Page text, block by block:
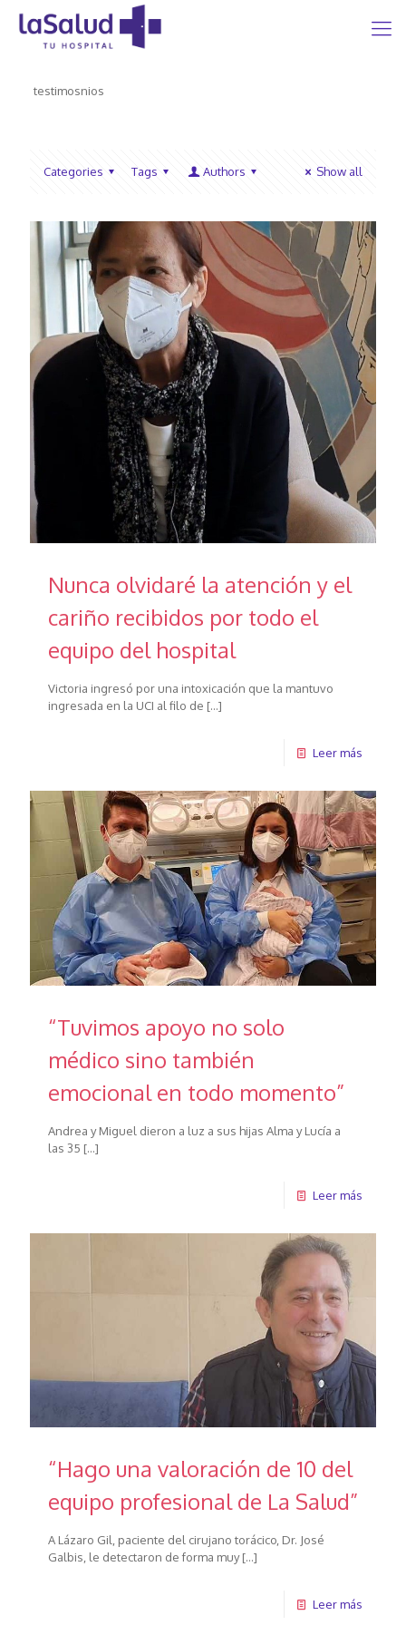
testimosnios
Categories Tags Authors Show all
Nunca olvidaré la atención y el
cariño recibidos por todo el
equipo del hospital
Victoria ingresó por una intoxicación que la mantuvo
ingresada en la UCI al filo de […]
Leer más
“Tuvimos apoyo no solo
médico sino también
emocional en todo momento”
Andrea y Miguel dieron a luz a sus hijas Alma y Lucía a
las 35 […]
Leer más
“Hago una valoración de 10 del
equipo profesional de La Salud”
A Lázaro Gil, paciente del cirujano torácico, Dr. José
Galbis, le detectaron de forma muy[…]
Leer más